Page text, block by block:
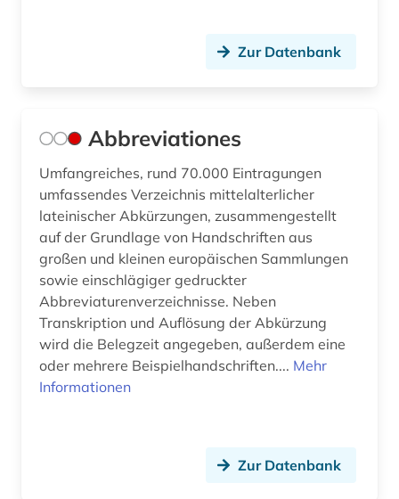
bibel. altes testament (1)
bibel. deuteronomium (1)
bibelhandschrift (1)
bibelkommentar (1)
bibelkunde (1)
bibeltext (1)
bibelwissenschaft (10)
Zur Datenbank
Abbreviationes
Umfangreiches, rund 70.000 Eintragungen
umfassendes Verzeichnis mittelalterlicher
lateinischer Abkürzungen, zusammengestellt
auf der Grundlage von Handschriften aus
großen und kleinen europäischen Sammlungen
sowie einschlägiger gedruckter
Abbreviaturenverzeichnisse. Neben
Transkription und Auflösung der Abkürzung
wird die Belegzeit angegeben, außerdem eine
oder mehrere Beispielhandschriften.... Mehr
Informationen
Zur Datenbank